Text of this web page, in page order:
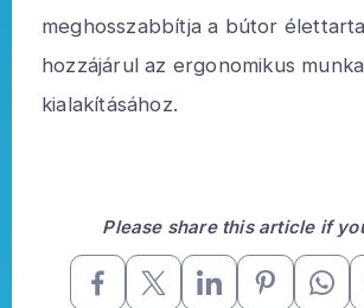
meghosszabbítja a bútor
hozzájárul az ergonomikus
kialakításához.
Please share this article if